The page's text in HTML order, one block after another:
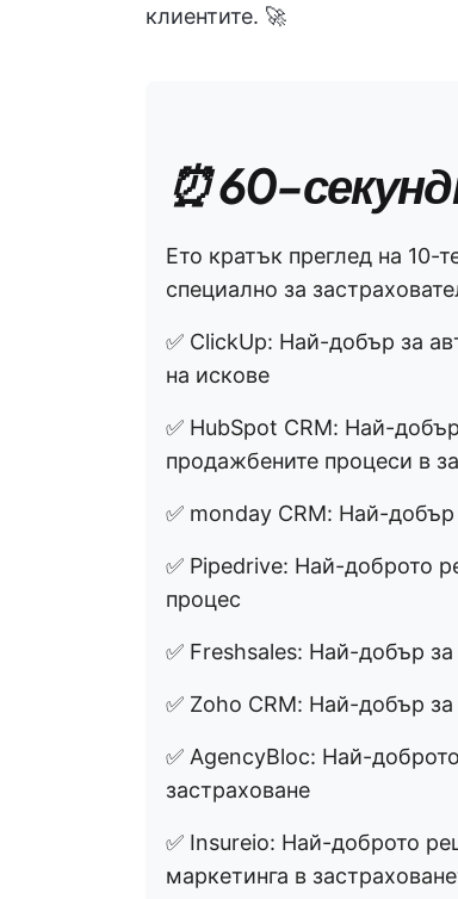
клиентите. 🚀
⏰ 60-
Ето кратък преглед на 10-
специално за
✅ ClickUp: Най-добър за
на искове
✅ HubSpot CRM: Най-
продажбените процеси в
✅ monday CRM: Най-
✅ Pipedrive: Най-доброто
процес
✅ Freshsales: Най-добър
✅ Zoho CRM: Най-добър
✅ AgencyBloc: Най-
застраховане
✅ Insureio: Най-доброто
маркетинга в